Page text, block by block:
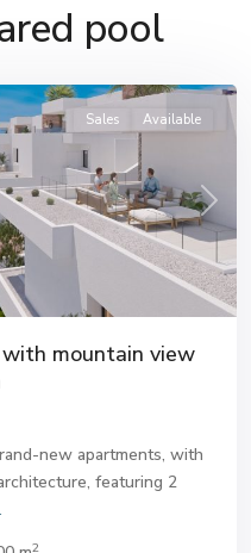
pool
Next
Sales Available
mountain view
new apartments, with
featuring 2
2